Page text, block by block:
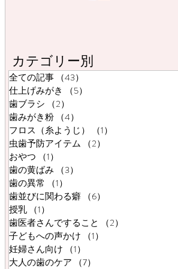
カテゴリー別
全ての記事 （43）
仕上げみがき
（5）
歯ブラシ （2）
歯みがき粉 （4）
フロス（糸ようじ）
（1）
虫歯予防アイテム （2）
おやつ （1）
歯の黄ばみ （3）
歯の異常
（1）
歯並びに関わる癖 （6）
授乳 （1）
歯医者さんですること
（2）
子どもへの声かけ （1）
妊婦さん向け （1）
大人の歯のケア （7）